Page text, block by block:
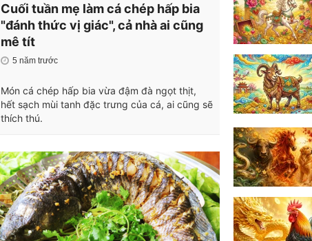
Cuối tuần mẹ làm cá chép hấp bia
"đánh thức vị giác", cả nhà ai cũng
mê tít
5 năm trước
Món cá chép hấp bia vừa đậm đà ngọt thịt,
hết sạch mùi tanh đặc trưng của cá, ai cũng sẽ
thích thú.